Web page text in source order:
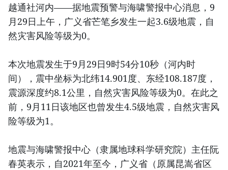
越通社河内——据地震预警与海啸警报中心消息，9
月29日上午，广义省芒笔乡发生一起3.6级地震，自
然灾害风险等级为0。
本次地震发生于9月29日9时54分10秒（河内时
间），震中坐标为北纬14.901度、东经108.187度，
震源深度约8.1公里，自然灾害风险等级为0。在此之
前，9月11日该地区也曾发生4.5级地震，自然灾害风
险等级为1。
地震与海啸警报中心（隶属地球科学研究院）主任阮
春英表示，自2021年至今，广义省（原属昆嵩省区